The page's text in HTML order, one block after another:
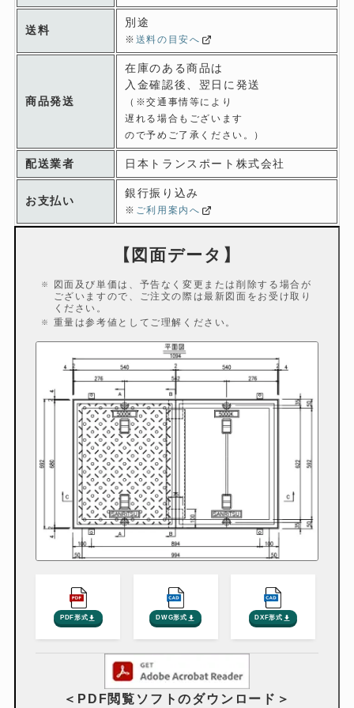
送料
別途
※ 送料の目安へ
商品発送
在庫のある商品は
入金確認後、翌日に発送
（※交通事情等により
遅れる場合もございます
ので予めご了承ください。）
配送業者 日本トランスポート株式会社
お支払い
銀行振り込み
※ ご利用案内へ
【図面データ】
図面及び単価は、予告なく変更または削除する場合が
ございますので、ご注文の際は最新図面をお受け取り
ください。
重量は参考値としてご理解ください。
PDF形式 DWG形式 DXF形式
＜PDF閲覧ソフトのダウンロード＞